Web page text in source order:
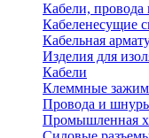
Кабели, провода
Кабеленесущие
Кабельная
Изделия для
Кабели
Клеммные
Провода и
Промышленная